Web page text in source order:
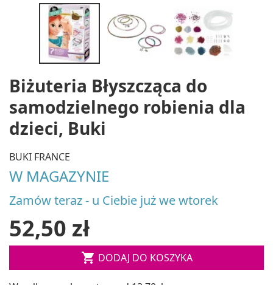
Biżuteria Błyszcząca do
samodzielnego robienia dla
dzieci, Buki
BUKI FRANCE
W MAGAZYNIE
Zamów teraz - u Ciebie już we wtorek
52,50 zł
 DODAJ DO KOSZYKA